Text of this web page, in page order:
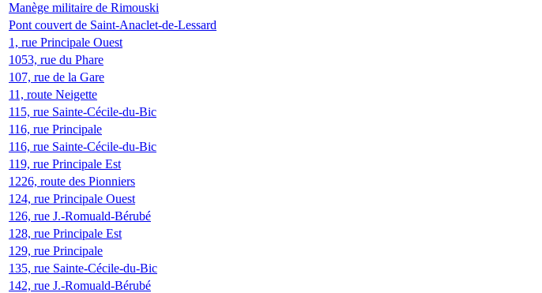
Manège militaire de Rimouski
Pont couvert de Saint-Anaclet-de-Lessard
1, rue Principale Ouest
1053, rue du Phare
107, rue de la Gare
11, route Neigette
115, rue Sainte-Cécile-du-Bic
116, rue Principale
116, rue Sainte-Cécile-du-Bic
119, rue Principale Est
1226, route des Pionniers
124, rue Principale Ouest
126, rue J.-Romuald-Bérubé
128, rue Principale Est
129, rue Principale
135, rue Sainte-Cécile-du-Bic
142, rue J.-Romuald-Bérubé